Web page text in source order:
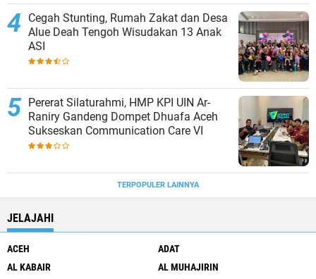
Cegah Stunting, Rumah Zakat dan Desa
Alue Deah Tengoh Wisudakan 13 Anak
ASI
Pererat Silaturahmi, HMP KPI UIN Ar-
Raniry Gandeng Dompet Dhuafa Aceh
Sukseskan Communication Care VI
TERPOPULER LAINNYA
JELAJAHI
ACEH
ADAT
AL KABAIR
AL MUHAJIRIN